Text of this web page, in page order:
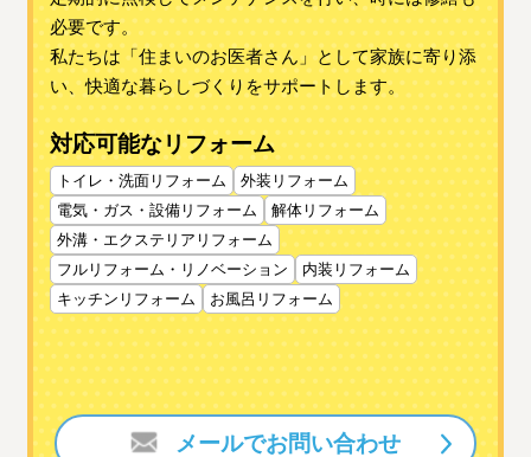
必要です。
私たちは「住まいのお医者さん」として家族に寄り添
い、快適な暮らしづくりをサポートします。
対応可能なリフォーム
トイレ・洗面リフォーム
外装リフォーム
電気・ガス・設備リフォーム
解体リフォーム
外溝・エクステリアリフォーム
フルリフォーム・リノベーション
内装リフォーム
キッチンリフォーム
お風呂リフォーム
メールでお問い合わせ